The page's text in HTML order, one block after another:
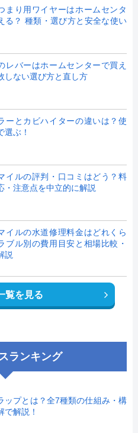
まり用ワイヤーはホームセンタ
る？ 種類・選び方と安全な使い
レバーはホームセンターで買え
しない選び方と直し方
ーとカビハイターの違いは？使
選ぶ！
イルの評判・口コミはどう？料
・注意点を中立的に解説
イルの水道修理料金はどれくら
ブル別の費用目安と相場比較・
説
覧を見る
ランキング
ップとは？全7種類の仕組み・構
で解説！